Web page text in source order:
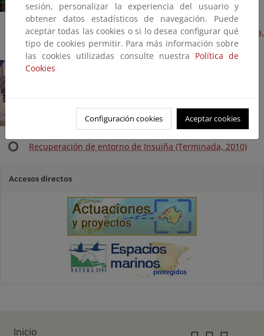
Reparación de naves taller (Plan Litoral 2014) (Terminada,
2014)
Recuperación de entorno de Insuiña (Terminada, 2010)
Accesos directos
sesión, personalizar la experiencia del usuario y
obtener datos estadísticos de navegación. Puede
aceptar todas las cookies o si lo desea configurar qué
tipo de cookies permitir. Para más información sobre
las cookies utilizadas consulte nuestra Política de
Cookies
Configuración cookies Aceptar cookies
Inicio